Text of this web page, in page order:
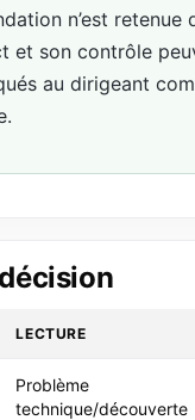
n’est retenue
et son contrôle
au dirigeant
LECTURE
Problème
technique/découverte